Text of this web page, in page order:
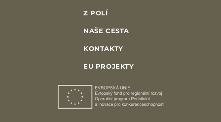
Z POLÍ
NAŠE CESTA
KONTAKTY
EU PROJEKTY